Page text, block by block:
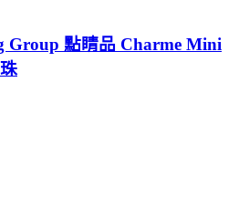
Group 點睛品 Charme Mini